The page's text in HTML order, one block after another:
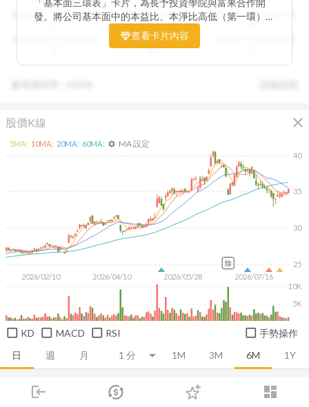
login dashboard
市場 登入
分數越高代表投資價值越
高
分數越高代表股利報酬率
越高
分數越低代表股利報酬率
越低
分數越高代表營收成長性
高
「基本面三環表」卡片，為長予投資學院與富果合作開
發。將公司基本面中的本益比、本淨比高低（第一環）、
股利報酬率好壞（第二環）以及營收成長性（第三環），
透過數據分析與統計處理，用三環的表達方式讓投資人可
查看卡片內容
股價K線 close
日 週 月 1M 3M 6M 1Y
2026/02/10 2026/04/10 2026/05/28 2026/07/16
25
30
35
40
5K
10K
5MA: 10MA: 20MA: 60MA: settings MA 設定
除
KD MACD RSI 手勢操作
推薦卡片 技術面 消息面 財務報